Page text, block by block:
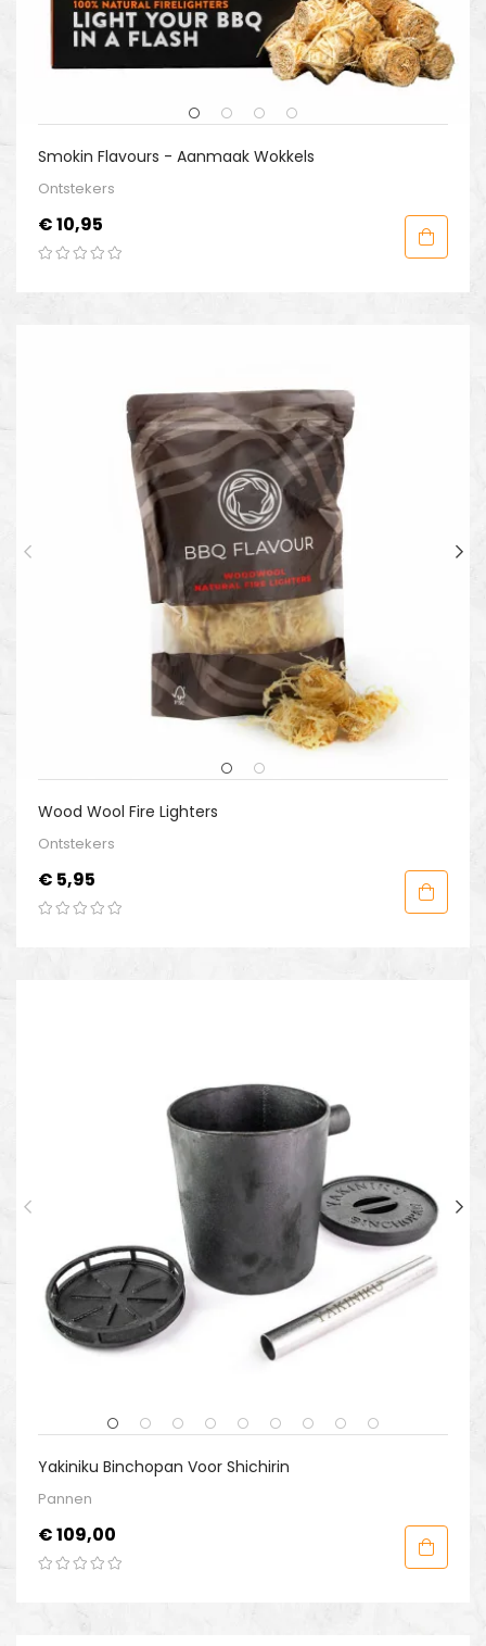
Smokin Flavours - Aanmaak Wokkels
Ontstekers
Prijs
€ 10,95
Wood Wool Fire Lighters
Ontstekers
Prijs
€ 5,95
Yakiniku Binchopan Voor Shichirin
Pannen
Prijs
€ 109,00